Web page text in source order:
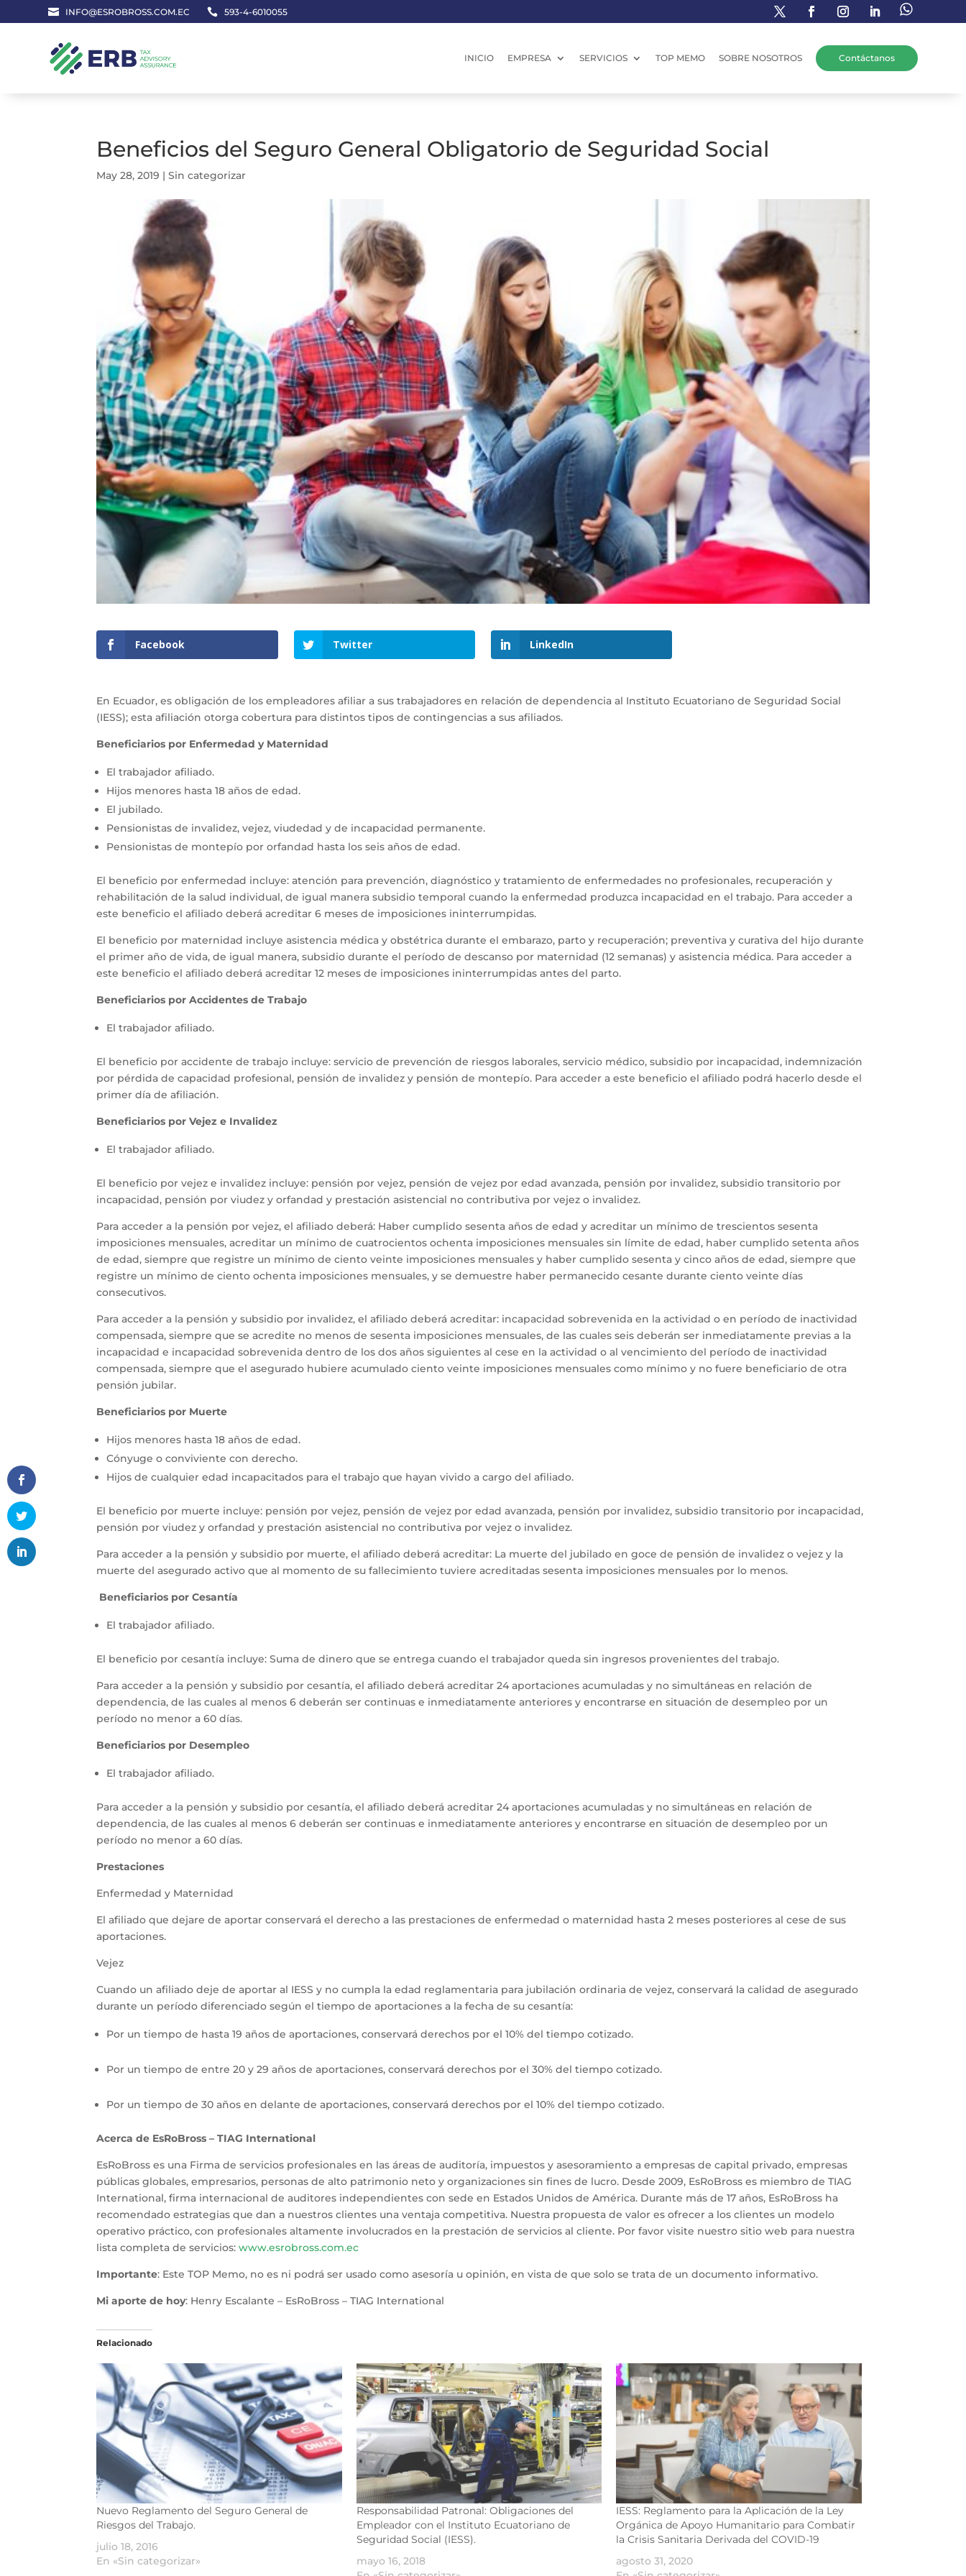
 INFO@ESROBROSS.COM.EC  593-4-6010055
INICIO EMPRESA SERVICIOS TOP MEMO SOBRE NOSOTROS Contáctanos
Beneficios del Seguro General Obligatorio de Seguridad Social
May 28, 2019 |Sin categorizar
Facebook Twitter LinkedIn
En Ecuador, es obligación de los empleadores afiliar a sus trabajadores en relación de dependencia al Instituto Ecuatoriano de Seguridad Social
(IESS); esta afiliación otorga cobertura para distintos tipos de contingencias a sus afiliados.
Beneficiarios por Enfermedad y Maternidad
El trabajador afiliado.
Hijos menores hasta 18 años de edad.
El jubilado.
Pensionistas de invalidez, vejez, viudedad y de incapacidad permanente.
Pensionistas de montepío por orfandad hasta los seis años de edad.
El beneficio por enfermedad incluye: atención para prevención, diagnóstico y tratamiento de enfermedades no profesionales, recuperación y
rehabilitación de la salud individual, de igual manera subsidio temporal cuando la enfermedad produzca incapacidad en el trabajo. Para acceder a
este beneficio el afiliado deberá acreditar 6 meses de imposiciones ininterrumpidas.
El beneficio por maternidad incluye asistencia médica y obstétrica durante el embarazo, parto y recuperación; preventiva y curativa del hijo durante
el primer año de vida, de igual manera, subsidio durante el período de descanso por maternidad (12 semanas) y asistencia médica. Para acceder a
este beneficio el afiliado deberá acreditar 12 meses de imposiciones ininterrumpidas antes del parto.
Beneficiarios por Accidentes de Trabajo
El trabajador afiliado.
El beneficio por accidente de trabajo incluye: servicio de prevención de riesgos laborales, servicio médico, subsidio por incapacidad, indemnización
por pérdida de capacidad profesional, pensión de invalidez y pensión de montepío. Para acceder a este beneficio el afiliado podrá hacerlo desde el
primer día de afiliación.
Beneficiarios por Vejez e Invalidez
El trabajador afiliado.
El beneficio por vejez e invalidez incluye: pensión por vejez, pensión de vejez por edad avanzada, pensión por invalidez, subsidio transitorio por
incapacidad, pensión por viudez y orfandad y prestación asistencial no contributiva por vejez o invalidez.
Para acceder a la pensión por vejez, el afiliado deberá: Haber cumplido sesenta años de edad y acreditar un mínimo de trescientos sesenta
imposiciones mensuales, acreditar un mínimo de cuatrocientos ochenta imposiciones mensuales sin límite de edad, haber cumplido setenta años
de edad, siempre que registre un mínimo de ciento veinte imposiciones mensuales y haber cumplido sesenta y cinco años de edad, siempre que
registre un mínimo de ciento ochenta imposiciones mensuales, y se demuestre haber permanecido cesante durante ciento veinte días
consecutivos.
Para acceder a la pensión y subsidio por invalidez, el afiliado deberá acreditar: incapacidad sobrevenida en la actividad o en período de inactividad
compensada, siempre que se acredite no menos de sesenta imposiciones mensuales, de las cuales seis deberán ser inmediatamente previas a la
incapacidad e incapacidad sobrevenida dentro de los dos años siguientes al cese en la actividad o al vencimiento del período de inactividad
compensada, siempre que el asegurado hubiere acumulado ciento veinte imposiciones mensuales como mínimo y no fuere beneficiario de otra
pensión jubilar.
Beneficiarios por Muerte
Hijos menores hasta 18 años de edad.
Cónyuge o conviviente con derecho.
Hijos de cualquier edad incapacitados para el trabajo que hayan vivido a cargo del afiliado.
El beneficio por muerte incluye: pensión por vejez, pensión de vejez por edad avanzada, pensión por invalidez, subsidio transitorio por incapacidad,
pensión por viudez y orfandad y prestación asistencial no contributiva por vejez o invalidez.
Para acceder a la pensión y subsidio por muerte, el afiliado deberá acreditar: La muerte del jubilado en goce de pensión de invalidez o vejez y la
muerte del asegurado activo que al momento de su fallecimiento tuviere acreditadas sesenta imposiciones mensuales por lo menos.
Beneficiarios por Cesantía
El trabajador afiliado.
El beneficio por cesantía incluye: Suma de dinero que se entrega cuando el trabajador queda sin ingresos provenientes del trabajo.
Para acceder a la pensión y subsidio por cesantía, el afiliado deberá acreditar 24 aportaciones acumuladas y no simultáneas en relación de
dependencia, de las cuales al menos 6 deberán ser continuas e inmediatamente anteriores y encontrarse en situación de desempleo por un
período no menor a 60 días.
Beneficiarios por Desempleo
El trabajador afiliado.
Para acceder a la pensión y subsidio por cesantía, el afiliado deberá acreditar 24 aportaciones acumuladas y no simultáneas en relación de
dependencia, de las cuales al menos 6 deberán ser continuas e inmediatamente anteriores y encontrarse en situación de desempleo por un
período no menor a 60 días.
Prestaciones
Enfermedad y Maternidad
El afiliado que dejare de aportar conservará el derecho a las prestaciones de enfermedad o maternidad hasta 2 meses posteriores al cese de sus
aportaciones.
Vejez
Cuando un afiliado deje de aportar al IESS y no cumpla la edad reglamentaria para jubilación ordinaria de vejez, conservará la calidad de asegurado
durante un período diferenciado según el tiempo de aportaciones a la fecha de su cesantía:
Por un tiempo de hasta 19 años de aportaciones, conservará derechos por el 10% del tiempo cotizado.
Por un tiempo de entre 20 y 29 años de aportaciones, conservará derechos por el 30% del tiempo cotizado.
Por un tiempo de 30 años en delante de aportaciones, conservará derechos por el 10% del tiempo cotizado.
Acerca de EsRoBross – TIAG International
EsRoBross es una Firma de servicios profesionales en las áreas de auditoría, impuestos y asesoramiento a empresas de capital privado, empresas
públicas globales, empresarios, personas de alto patrimonio neto y organizaciones sin fines de lucro. Desde 2009, EsRoBross es miembro de TIAG
International, firma internacional de auditores independientes con sede en Estados Unidos de América. Durante más de 17 años, EsRoBross ha
recomendado estrategias que dan a nuestros clientes una ventaja competitiva. Nuestra propuesta de valor es ofrecer a los clientes un modelo
operativo práctico, con profesionales altamente involucrados en la prestación de servicios al cliente. Por favor visite nuestro sitio web para nuestra
lista completa de servicios:www.esrobross.com.ec
Importante: Este TOP Memo, no es ni podrá ser usado como asesoría u opinión, en vista de que solo se trata de un documento informativo.
Mi aporte de hoy: Henry Escalante – EsRoBross – TIAG International
Relacionado
Nuevo Reglamento del Seguro General de
Riesgos del Trabajo.
julio 18, 2016
En «Sin categorizar»
Responsabilidad Patronal: Obligaciones del
Empleador con el Instituto Ecuatoriano de
Seguridad Social (IESS).
mayo 16, 2018
IESS: Reglamento para la Aplicación de la Ley
Orgánica de Apoyo Humanitario para Combatir
la Crisis Sanitaria Derivada del COVID-19
agosto 31, 2020